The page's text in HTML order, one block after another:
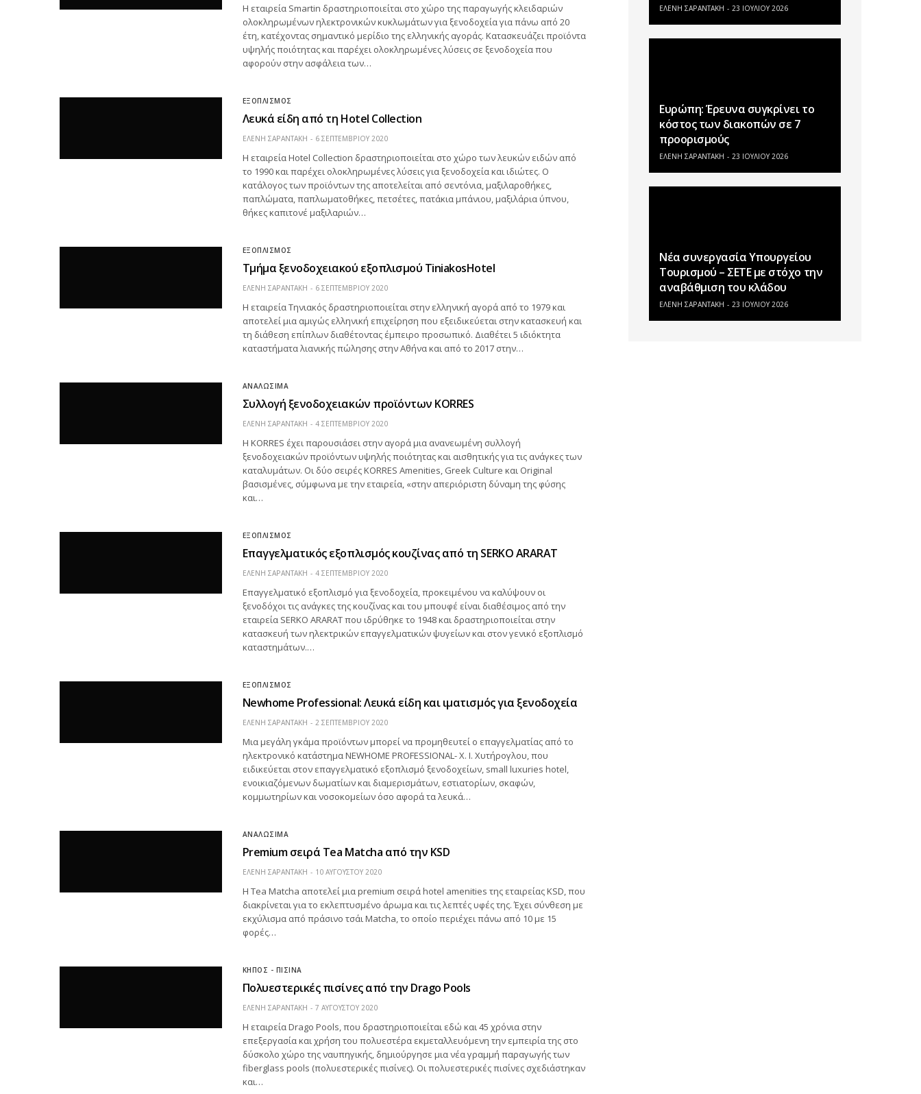
Η εταιρεία Smartin δραστηριοποιείται στο χώρο της παραγωγής κλειδαριών
ολοκληρωμένων ηλεκτρονικών κυκλωμάτων για ξενοδοχεία για πάνω από 20
έτη, κατέχοντας σημαντικό μερίδιο της ελληνικής αγοράς. Κατασκευάζει προϊόντα
υψηλής ποιότητας και παρέχει ολοκληρωμένες λύσεις σε ξενοδοχεία που
αφορούν στην ασφάλεια των…
ΕΞΟΠΛΙΣΜΟΣ
Λευκά είδη από τη Hotel Collection
ΕΛΕΝΗ ΣΑΡΑΝΤΑΚΗ 6 ΣΕΠΤΕΜΒΡΊΟΥ 2020
Η εταιρεία Hotel Collection δραστηριοποιείται στο χώρο των λευκών ειδών από
το 1990 και παρέχει ολοκληρωμένες λύσεις για ξενοδοχεία και ιδιώτες. Ο
κατάλογος των προϊόντων της αποτελείται από σεντόνια, μαξιλαροθήκες,
παπλώματα, παπλωματοθήκες, πετσέτες, πατάκια μπάνιου, μαξιλάρια ύπνου,
θήκες καπιτονέ μαξιλαριών…
ΕΞΟΠΛΙΣΜΟΣ
Τμήμα ξενοδοχειακού εξοπλισμού TiniakosHotel
ΕΛΕΝΗ ΣΑΡΑΝΤΑΚΗ 6 ΣΕΠΤΕΜΒΡΊΟΥ 2020
Η εταιρεία Τηνιακός δραστηριοποιείται στην ελληνική αγορά από το 1979 και
αποτελεί μια αμιγώς ελληνική επιχείρηση που εξειδικεύεται στην κατασκευή και
τη διάθεση επίπλων διαθέτοντας έμπειρο προσωπικό. Διαθέτει 5 ιδιόκτητα
καταστήματα λιανικής πώλησης στην Αθήνα και από το 2017 στην…
ΑΝΑΛΩΣΙΜΑ
Συλλογή ξενοδοχειακών προϊόντων KORRES
ΕΛΕΝΗ ΣΑΡΑΝΤΑΚΗ 4 ΣΕΠΤΕΜΒΡΊΟΥ 2020
Η KORRES έχει παρουσιάσει στην αγορά μια ανανεωμένη συλλογή
ξενοδοχειακών προϊόντων υψηλής ποιότητας και αισθητικής για τις ανάγκες των
καταλυμάτων. Οι δύο σειρές KORRES Amenities, Greek Culture και Original
βασισμένες, σύμφωνα με την εταιρεία, «στην απεριόριστη δύναμη της φύσης
και…
ΕΞΟΠΛΙΣΜΟΣ
Επαγγελματικός εξοπλισμός κουζίνας από τη SERKO ARARAT
ΕΛΕΝΗ ΣΑΡΑΝΤΑΚΗ 4 ΣΕΠΤΕΜΒΡΊΟΥ 2020
Επαγγελματικό εξοπλισμό για ξενοδοχεία, προκειμένου να καλύψουν οι
ξενοδόχοι τις ανάγκες της κουζίνας και του μπουφέ είναι διαθέσιμος από την
εταιρεία SERKO ARARAT που ιδρύθηκε το 1948 και δραστηριοποιείται στην
κατασκευή των ηλεκτρικών επαγγελματικών ψυγείων και στον γενικό εξοπλισμό
καταστημάτων.…
ΕΞΟΠΛΙΣΜΟΣ
Newhome Professional: Λευκά είδη και ιματισμός για ξενοδοχεία
ΕΛΕΝΗ ΣΑΡΑΝΤΑΚΗ 2 ΣΕΠΤΕΜΒΡΊΟΥ 2020
Μια μεγάλη γκάμα προϊόντων μπορεί να προμηθευτεί ο επαγγελματίας από το
ηλεκτρονικό κατάστημα NEWHOME PROFESSIONAL- Χ. Ι. Χυτήρογλου, που
ειδικεύεται στον επαγγελματικό εξοπλισμό ξενοδοχείων, small luxuries hotel,
ενοικιαζόμενων δωματίων και διαμερισμάτων, εστιατορίων, σκαφών,
κομμωτηρίων και νοσοκομείων όσο αφορά τα λευκά…
ΑΝΑΛΩΣΙΜΑ
Premium σειρά Tea Matcha από την KSD
ΕΛΕΝΗ ΣΑΡΑΝΤΑΚΗ 10 ΑΥΓΟΎΣΤΟΥ 2020
Η Tea Matcha αποτελεί μια premium σειρά hotel amenities της εταιρείας KSD, που
διακρίνεται για το εκλεπτυσμένο άρωμα και τις λεπτές υφές της. Έχει σύνθεση με
εκχύλισμα από πράσινο τσάι Matcha, το οποίο περιέχει πάνω από 10 με 15
φορές…
ΚΗΠΟΣ - ΠΙΣΙΝΑ
Πολυεστερικές πισίνες από την Drago Pools
ΕΛΕΝΗ ΣΑΡΑΝΤΑΚΗ 7 ΑΥΓΟΎΣΤΟΥ 2020
Η εταιρεία Drago Pools, που δραστηριοποιείται εδώ και 45 χρόνια στην
επεξεργασία και χρήση του πολυεστέρα εκμεταλλευόμενη την εμπειρία της στο
δύσκολο χώρο της ναυπηγικής, δημιούργησε μια νέα γραμμή παραγωγής των
fiberglass pools (πολυεστερικές πισίνες). Οι πολυεστερικές πισίνες σχεδιάστηκαν
και…
ΕΛΕΝΗ ΣΑΡΑΝΤΑΚΗ 23 ΙΟΥΛΊΟΥ 2026
Ευρώπη: Έρευνα συγκρίνει το
κόστος των διακοπών σε 7
προορισμούς
ΕΛΕΝΗ ΣΑΡΑΝΤΑΚΗ 23 ΙΟΥΛΊΟΥ 2026
Νέα συνεργασία Υπουργείου
Τουρισμού – ΣΕΤΕ με στόχο την
αναβάθμιση του κλάδου
ΕΛΕΝΗ ΣΑΡΑΝΤΑΚΗ 23 ΙΟΥΛΊΟΥ 2026